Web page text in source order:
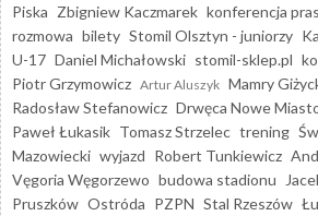
Piska Zbigniew Kaczmarek konferencja
rozmowa bilety Stomil Olsztyn - juniorzy
U-17 Daniel Michałowski stomil-sklep.pl
Piotr Grzymowicz Artur Aluszyk Mamry
Radosław Stefanowicz Drwęca Nowe
Paweł Łukasik Tomasz Strzelec trening
Mazowiecki wyjazd Robert Tunkiewicz
Vęgoria Węgorzewo budowa stadionu
Pruszków Ostróda PZPN Stal Rzeszów